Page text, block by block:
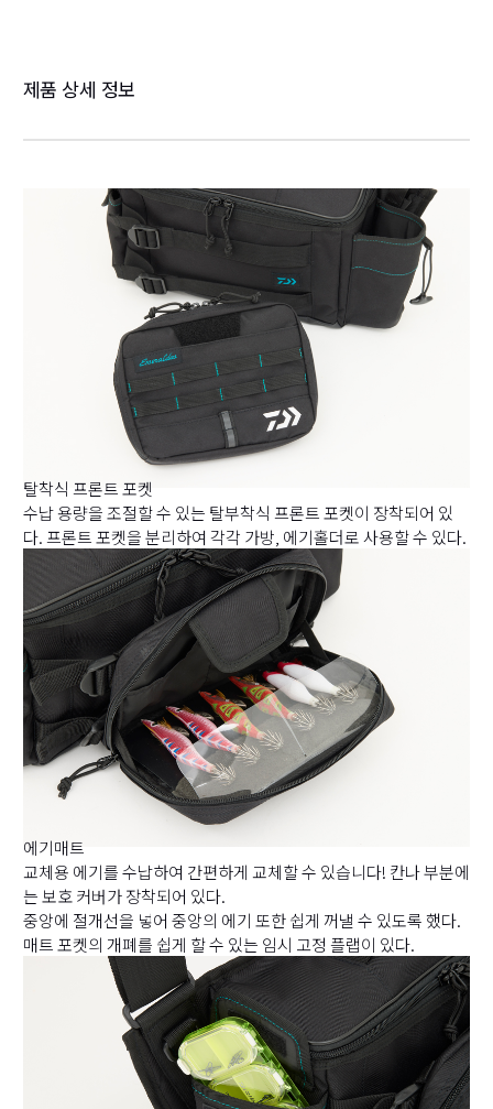
제품 상세 정보
탈착식 프론트 포켓
수납 용량을 조절할 수 있는 탈부착식 프론트 포켓이 장착되어 있
다. 프론트 포켓을 분리하여 각각 가방, 에기홀더로 사용할 수 있다.
에기매트
교체용 에기를 수납하여 간편하게 교체할 수 있습니다! 칸나 부분에
는 보호 커버가 장착되어 있다.
중앙에 절개선을 넣어 중앙의 에기 또한 쉽게 꺼낼 수 있도록 했다.
매트 포켓의 개폐를 쉽게 할 수 있는 임시 고정 플랩이 있다.